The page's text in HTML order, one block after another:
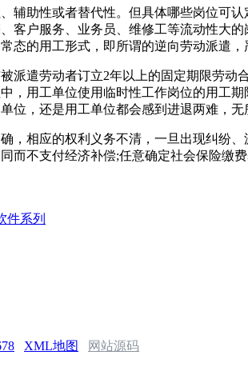
助性或者替代性。但具体哪些岗位可
客户服务、业务员、维修工等流动性大
的用工形式，即所谓的逆向劳动派遣，
遣劳动者订立2年以上的固定期限劳动
，用工单位使用临时性工作岗位的用工
位，还是用工单位都会感到进退两难，无
相应的权利义务不清，一旦出现纠纷
而不支付经济补偿;任意确定社会保险
件系列
XML地图 网站源码